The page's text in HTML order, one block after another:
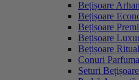
Bețișoare
Bețișoare
Bețișoare
Bețișoare
Bețișoare
Conuri
Seturi